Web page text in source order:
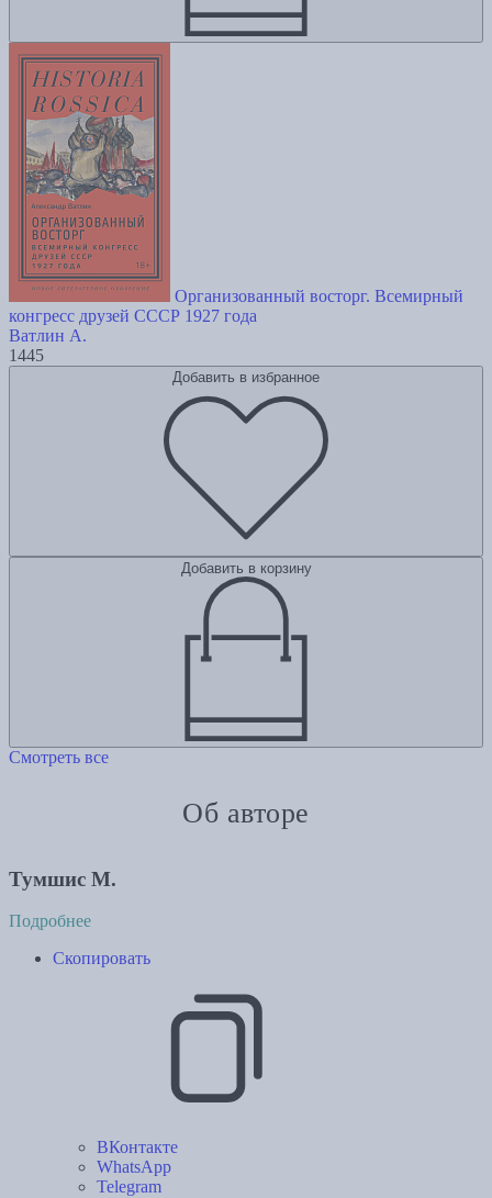
Организованный восторг. Всемирный
конгресс друзей СССР 1927 года
Ватлин А.
1445
Добавить в избранное
Добавить в корзину
Смотреть все
Об авторе
Тумшис М.
Подробнее
Скопировать
ВКонтакте
WhatsApp
Telegram